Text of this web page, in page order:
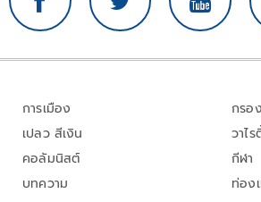
การเมือง
เปลว สีเงิน
คอลัมนิสต์
บทความ
กรอ
วาไร
กีฬา
ท่อง